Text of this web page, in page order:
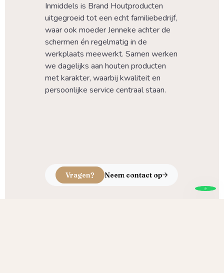
Inmiddels is Brand Houtproducten
uitgegroeid tot een echt familiebedrijf,
waar ook moeder Jenneke achter de
schermen én regelmatig in de
werkplaats meewerkt. Samen werken
we dagelijks aan houten producten
met karakter, waarbij kwaliteit en
persoonlijke service centraal staan.
Vragen? Neem contact op